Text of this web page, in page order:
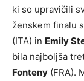
ki so upravičili
ženskem finalu
(ITA) in Emily
bila najboljša
Fonteny (FRA).